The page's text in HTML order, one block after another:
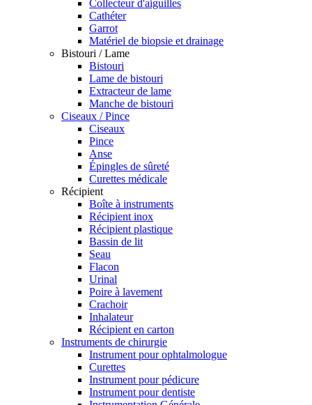
Collecteur d'aiguilles
Cathéter
Garrot
Matériel de biopsie et drainage
Bistouri / Lame
Bistouri
Lame de bistouri
Extracteur de lame
Manche de bistouri
Ciseaux / Pince
Ciseaux
Pince
Anse
Épingles de sûreté
Curettes médicale
Récipient
Boîte à instruments
Récipient inox
Récipient plastique
Bassin de lit
Seau
Flacon
Urinal
Poire à lavement
Crachoir
Inhalateur
Récipient en carton
Instruments de chirurgie
Instrument pour ophtalmologue
Curettes
Instrument pour pédicure
Instrument pour dentiste